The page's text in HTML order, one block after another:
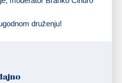
druženju!